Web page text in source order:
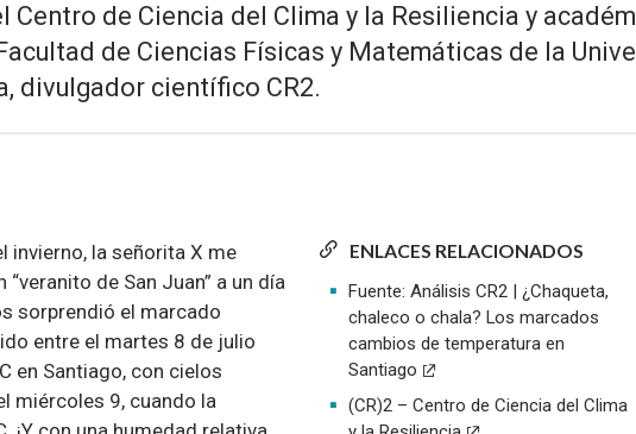
Centro de Ciencia del Clima y la Resiliencia y
de Ciencias Físicas y Matemáticas de la
divulgador científico CR2.
ENLACES RELACIONADOS
Fuente: Análisis CR2 | ¿Chaqueta,
chaleco o chala? Los marcados
cambios de temperatura en
Santiago
(CR)2 – Centro de Ciencia del Clima
invierno, la señorita X me
de San Juan” a un día
sorprendió el marcado
entre el martes 8 de julio
en Santiago, con cielos
miércoles 9, cuando la